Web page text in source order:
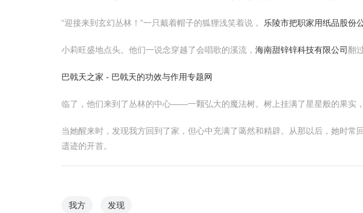
“迎接来到玄幻丛林！”一只戴着帽子的狐狸浅笑着说， 乐陵市把职家用纸品股份
小莉旺盛地点头。他们一说念穿越了会唱歌的溪流， 海南甜锌锌科技有限公司翻
巴戟天之家 - 巴戟天的功效与作用专题网
临了，他们来到了丛林的中心——一颗弘大的魔法树。树上挂满了星星般的果实
当她醒来时，发现我方回到了家，但心中充满了蔼然和精辟。从那以后，她时
遗迹的开首。
我方 发现